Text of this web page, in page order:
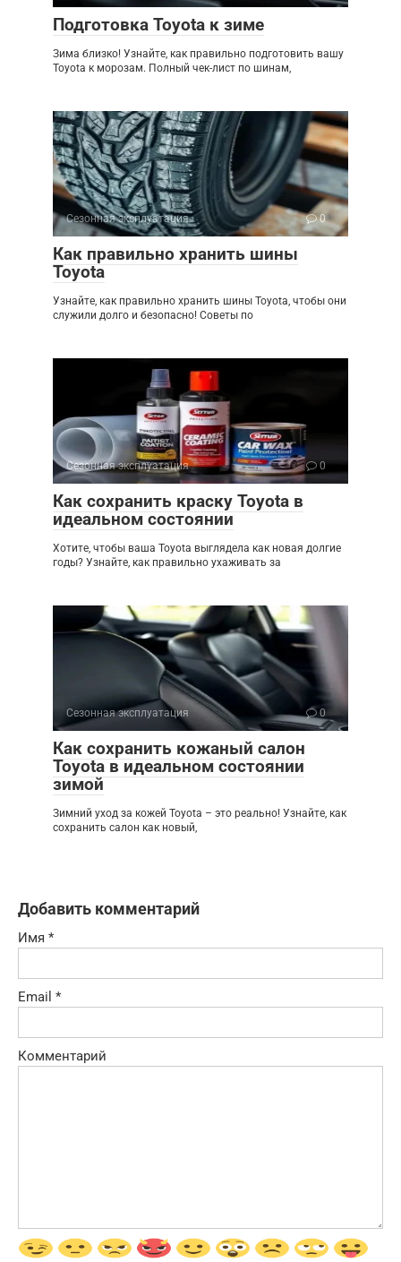
Подготовка Toyota к зиме
Зима близко! Узнайте, как правильно подготовить вашу
Toyota к морозам. Полный чек-лист по шинам,
Сезонная эксплуатация 0
Как правильно хранить шины
Toyota
Узнайте, как правильно хранить шины Toyota, чтобы они
служили долго и безопасно! Советы по
Сезонная эксплуатация 0
Как сохранить краску Toyota в
идеальном состоянии
Хотите, чтобы ваша Toyota выглядела как новая долгие
годы? Узнайте, как правильно ухаживать за
Сезонная эксплуатация 0
Как сохранить кожаный салон
Toyota в идеальном состоянии
зимой
Зимний уход за кожей Toyota – это реально! Узнайте, как
сохранить салон как новый,
Добавить комментарий
Имя *
Email *
Комментарий